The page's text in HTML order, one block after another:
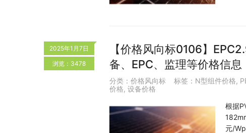
2025年1月7日
浏览：3478
【价格风向标0106】
备、EPC、监理等价格信息
分类： 价格风向标 标签： N型组件价格,
价格, 设备价格
根据
元/